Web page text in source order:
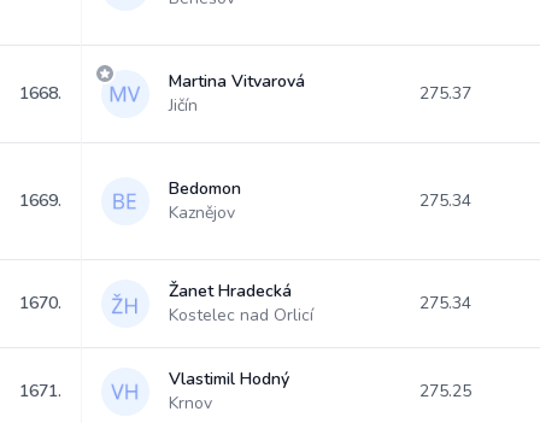
1668.
Martina Vitvarová
Jičín
275.37
1669.
Bedomon
Kaznějov
275.34
1670.
Žanet Hradecká
Kostelec nad Orlicí
275.34
1671.
Vlastimil Hodný
Krnov
275.25